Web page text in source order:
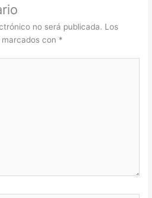
no será publicada. Los
con *